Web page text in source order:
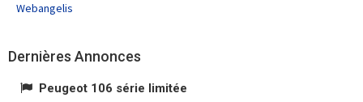
Webangelis
Dernières Annonces
Peugeot 106 série limitée